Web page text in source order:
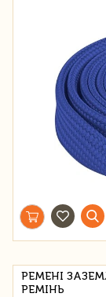
РЕМЕНІ
РЕМІНЬ